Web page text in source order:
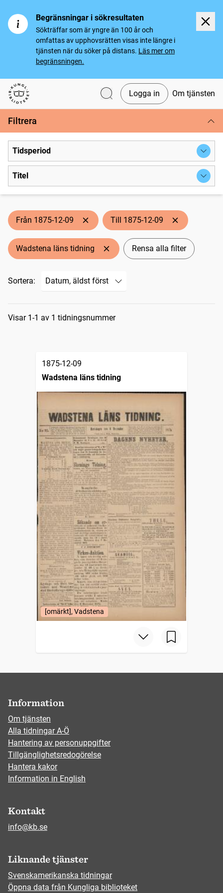
Begränsningar i sökresultaten
Sökträffar som är yngre än 100 år och
omfattas av upphovsrätten visas inte längre i
tjänsten när du söker på distans. Läs mer om
begränsningen.
Svenska tidningar
Logga in Om tjänsten
Filtrera
Tidsperiod
Titel
Från 1875-12-09 Till 1875-12-09
Wadstena läns tidning Rensa alla filter
Sortera:
Sökresultat
Visar 1-1 av 1 tidningsnummer
1875-12-09
Wadstena läns tidning
[omärkt], Vadstena
Information
Om tjänsten
Alla tidningar A-Ö
Hantering av personuppgifter
Tillgänglighetsredogörelse
Hantera kakor
Information in English
Kontakt
info@kb.se
Liknande tjänster
Svenskamerikanska tidningar
Öppna data från Kungliga biblioteket